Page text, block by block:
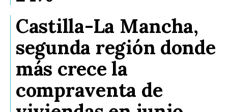
Castilla-La Mancha,
segunda región donde
más crece la
compraventa de